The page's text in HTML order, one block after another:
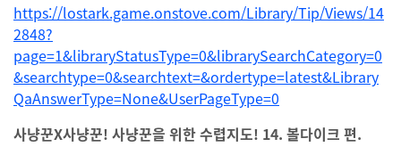
https://lostark.game.onstove.com/Library/Tip/Views/14
2848?
page=1&libraryStatusType=0&librarySearchCategory=0
&searchtype=0&searchtext=&ordertype=latest&Library
QaAnswerType=None&UserPageType=0
사냥꾼X사냥꾼! 사냥꾼을 위한 수렵지도! 14. 볼다이크 편.